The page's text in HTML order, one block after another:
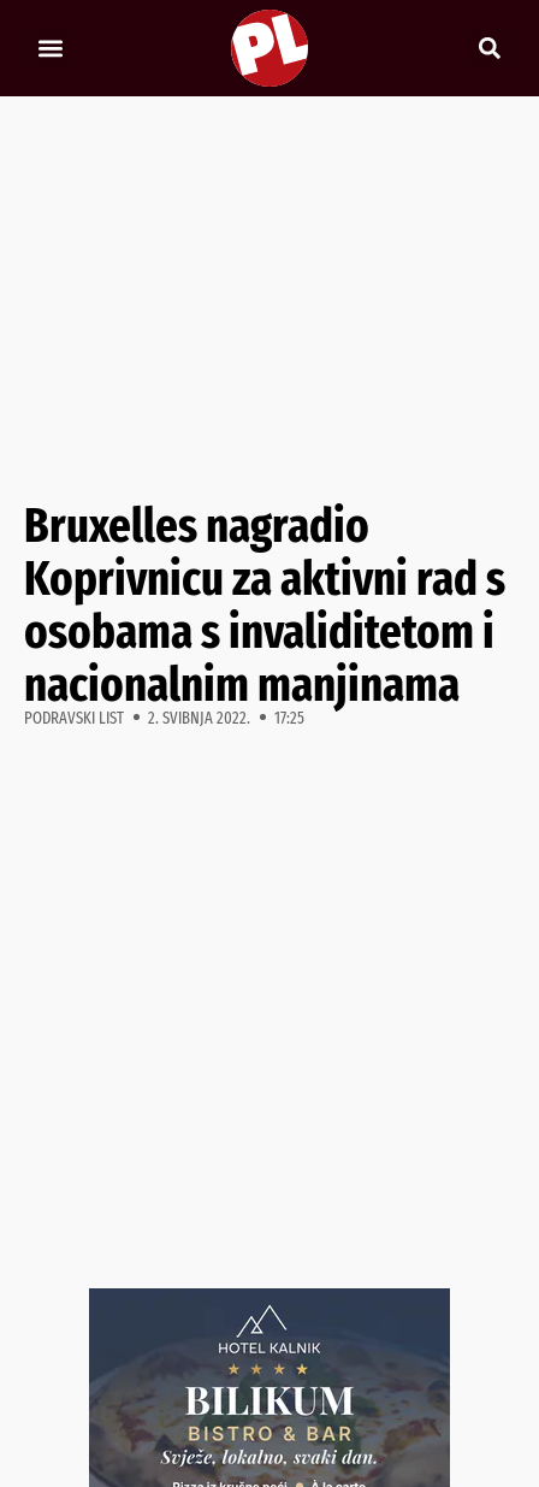
Bruxelles nagradio
Koprivnicu za aktivni rad s
osobama s invaliditetom i
nacionalnim manjinama
PODRAVSKI LIST 2. SVIBNJA 2022. 17:25